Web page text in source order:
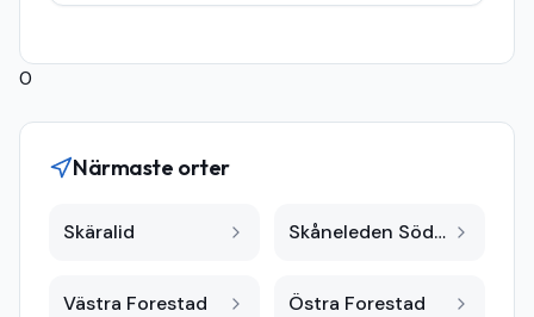
0
Närmaste orter
Skäralid Skåneleden Söderåsen
Västra Forestad Östra Forestad